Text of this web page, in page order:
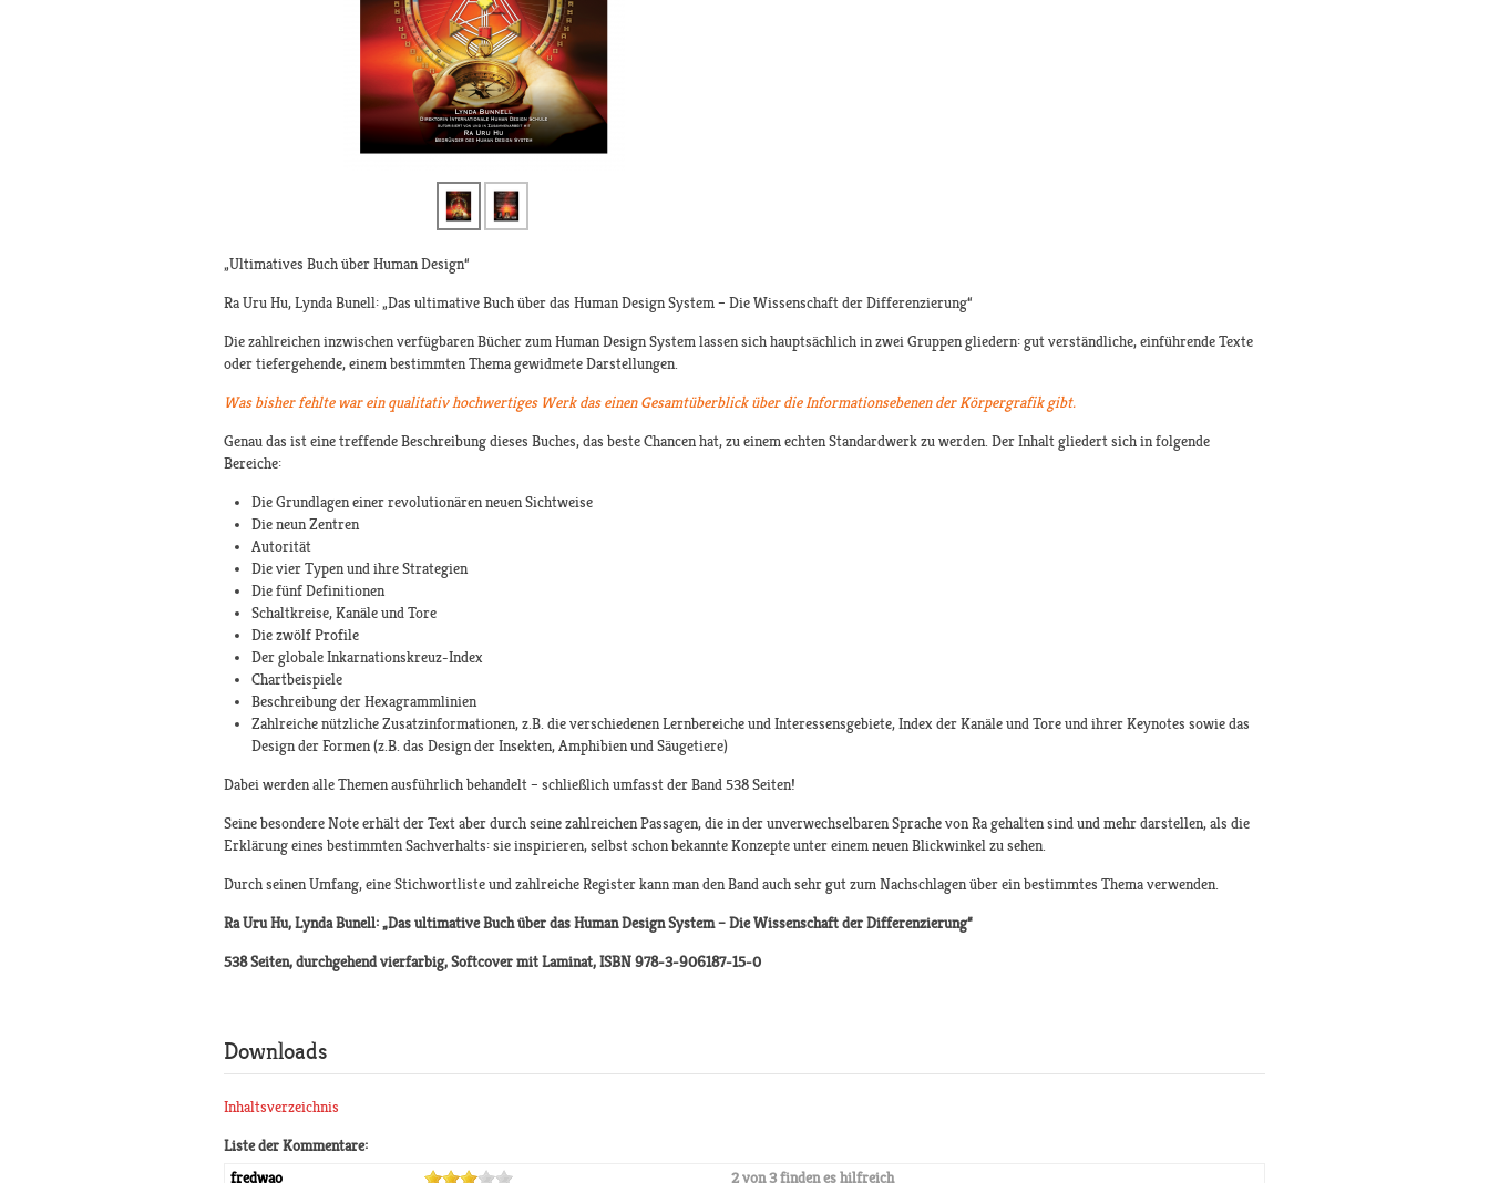
„Ultimatives Buch über Human Design“
Ra Uru Hu, Lynda Bunell: „Das ultimative Buch über das Human Design System – Die Wissenschaft der Differenzierung“
Die zahlreichen inzwischen verfügbaren Bücher zum Human Design System lassen sich hauptsächlich in zwei Gruppen gliedern: gut verständliche, einführende Texte
oder tiefergehende, einem bestimmten Thema gewidmete Darstellungen.
Was bisher fehlte war ein qualitativ hochwertiges Werk das einen Gesamtüberblick über die Informationsebenen der Körpergrafik gibt.
Genau das ist eine treffende Beschreibung dieses Buches, das beste Chancen hat, zu einem echten Standardwerk zu werden. Der Inhalt gliedert sich in folgende
Bereiche:
Die Grundlagen einer revolutionären neuen Sichtweise
Die neun Zentren
Autorität
Die vier Typen und ihre Strategien
Die fünf Definitionen
Schaltkreise, Kanäle und Tore
Die zwölf Profile
Der globale Inkarnationskreuz-Index
Chartbeispiele
Beschreibung der Hexagrammlinien
Zahlreiche nützliche Zusatzinformationen, z.B. die verschiedenen Lernbereiche und Interessensgebiete, Index der Kanäle und Tore und ihrer Keynotes sowie das
Design der Formen (z.B. das Design der Insekten, Amphibien und Säugetiere)
Dabei werden alle Themen ausführlich behandelt – schließlich umfasst der Band 538 Seiten!
Seine besondere Note erhält der Text aber durch seine zahlreichen Passagen, die in der unverwechselbaren Sprache von Ra gehalten sind und mehr darstellen, als die
Erklärung eines bestimmten Sachverhalts: sie inspirieren, selbst schon bekannte Konzepte unter einem neuen Blickwinkel zu sehen.
Durch seinen Umfang, eine Stichwortliste und zahlreiche Register kann man den Band auch sehr gut zum Nachschlagen über ein bestimmtes Thema verwenden.
Ra Uru Hu, Lynda Bunell: „Das ultimative Buch über das Human Design System – Die Wissenschaft der Differenzierung“
538 Seiten, durchgehend vierfarbig, Softcover mit Laminat, ISBN 978-3-906187-15-0
Downloads
Inhaltsverzeichnis
Liste der Kommentare:
fredwao
2 von 3 finden es hilfreich